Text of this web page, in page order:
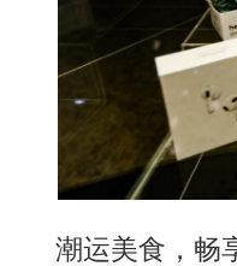
潮运美食，畅